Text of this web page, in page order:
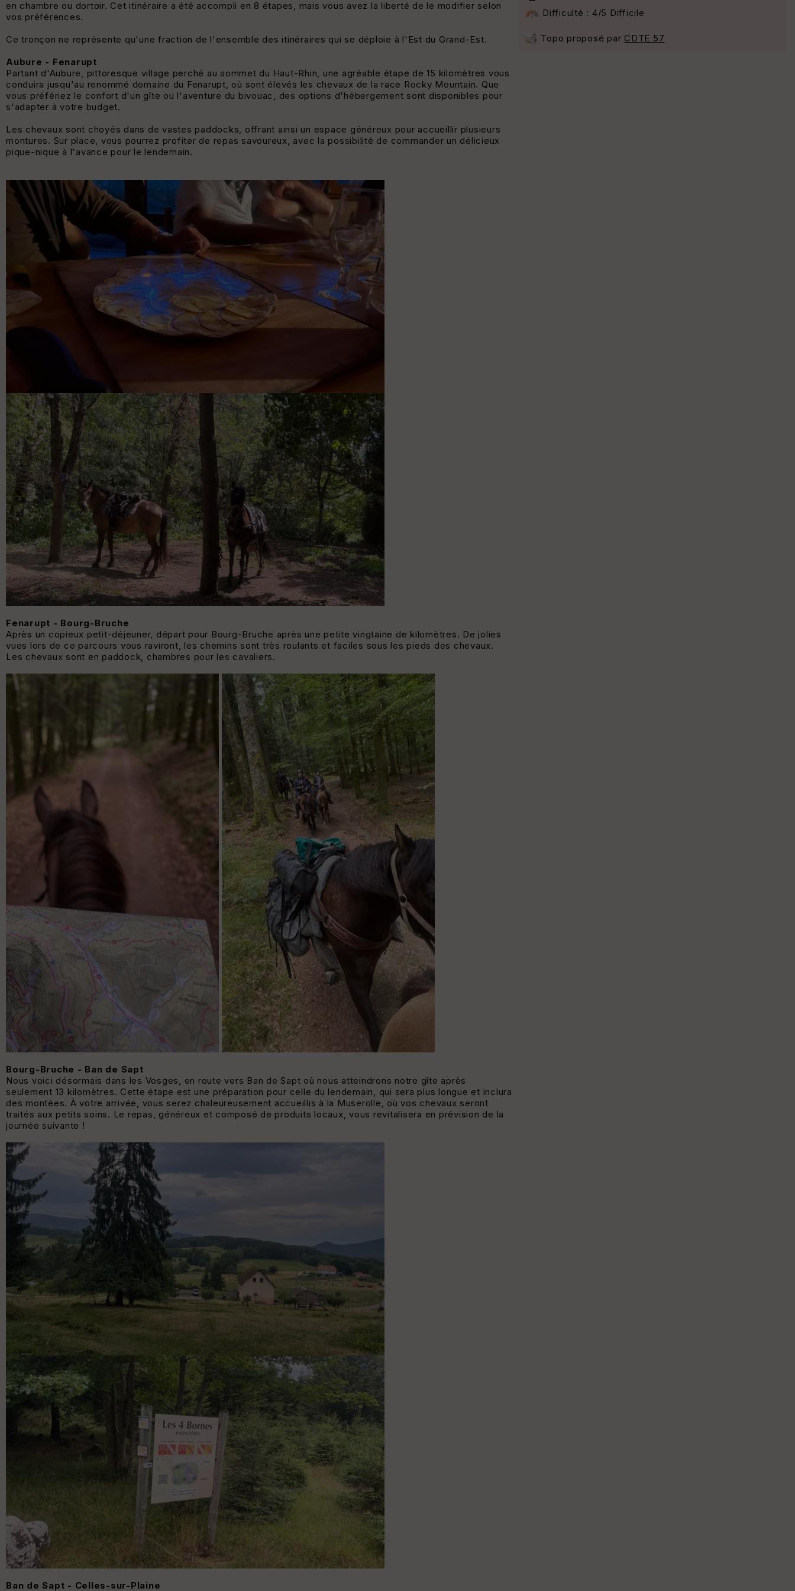
en chambre ou dortoir. Cet itinéraire a été accompli en 8 étapes, mais vous avez la liberté de le modifier selon
vos préférences.
Ce tronçon ne représente qu'une fraction de l'ensemble des itinéraires qui se déploie à l'Est du Grand-Est.
Aubure - Fenarupt
Partant d'Aubure, pittoresque village perché au sommet du Haut-Rhin, une agréable étape de 15 kilomètres vous
conduira jusqu'au renommé domaine du Fenarupt, où sont élevés les chevaux de la race Rocky Mountain. Que
vous préfériez le confort d'un gîte ou l'aventure du bivouac, des options d'hébergement sont disponibles pour
s'adapter à votre budget.
Les chevaux sont choyés dans de vastes paddocks, offrant ainsi un espace généreux pour accueillir plusieurs
montures. Sur place, vous pourrez profiter de repas savoureux, avec la possibilité de commander un délicieux
pique-nique à l'avance pour le lendemain.
Fenarupt - Bourg-Bruche
Après un copieux petit-déjeuner, départ pour Bourg-Bruche après une petite vingtaine de kilomètres. De jolies
vues lors de ce parcours vous raviront, les chemins sont très roulants et faciles sous les pieds des chevaux.
Les chevaux sont en paddock, chambres pour les cavaliers.
Bourg-Bruche - Ban de Sapt
Nous voici désormais dans les Vosges, en route vers Ban de Sapt où nous atteindrons notre gîte après
seulement 13 kilomètres. Cette étape est une préparation pour celle du lendemain, qui sera plus longue et inclura
des montées. À votre arrivée, vous serez chaleureusement accueillis à la Muserolle, où vos chevaux seront
traités aux petits soins. Le repas, généreux et composé de produits locaux, vous revitalisera en prévision de la
journée suivante !
Ban de Sapt - Celles-sur-Plaine
Difficulté : 4/5 Difficile
Topo proposé par CDTE 57